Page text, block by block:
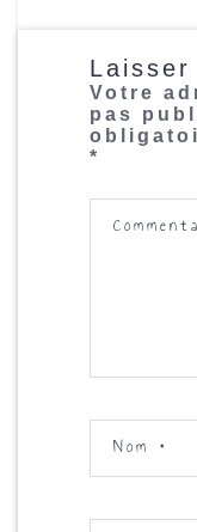
Laisser
Votre
pas
*
Nom *